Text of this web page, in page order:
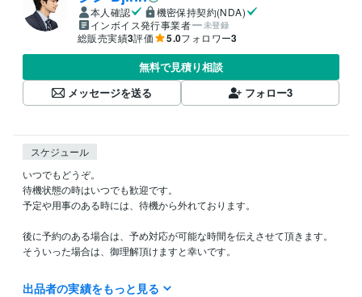
本人確認
機密保持契約(NDA)
インボイス発行事業者
未登録
総販売実績3評価 5.0フォロワー3
無料で見積り相談
メッセージを送る
フォロー3
スケジュール
いつでもどうぞ。
待機状態の時はいつでも歓迎です。
予定や用事のある時には、待機から外れております。
後に予約のある場合は、予め対応が可能な時間を伝えさせて頂きます。
そういった場合は、御理解頂けますと幸いです。
御確認頂き、ありがとう御座います。
出品者の実績をもっと見る